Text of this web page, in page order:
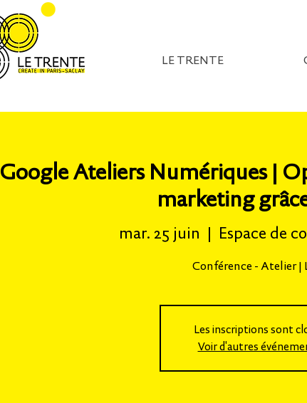
LE TRENTE
Google Ateliers Numériques |
marketing
mar. 25 juin
  |
Espace de
Conférence - Atelier |
Les inscriptions sont
Voir d'autres